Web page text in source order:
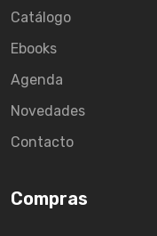
Catálogo
Ebooks
Agenda
Novedades
Contacto
Compras